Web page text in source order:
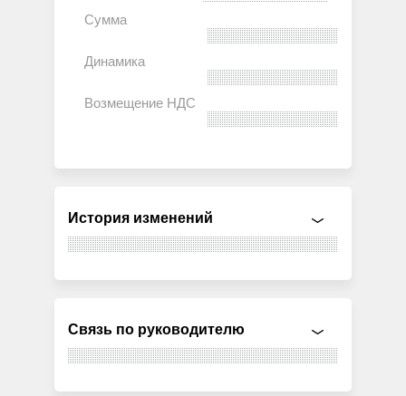
История изменений
Связь по руководителю